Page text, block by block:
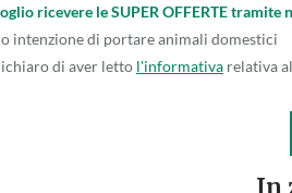
ricevere le SUPER OFFERTE tramite
intenzione di portare animali domestici
di aver letto l'informativa relativa